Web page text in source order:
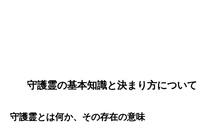
守護霊の基本知識と決まり方について
守護霊とは何か、その存在の意味